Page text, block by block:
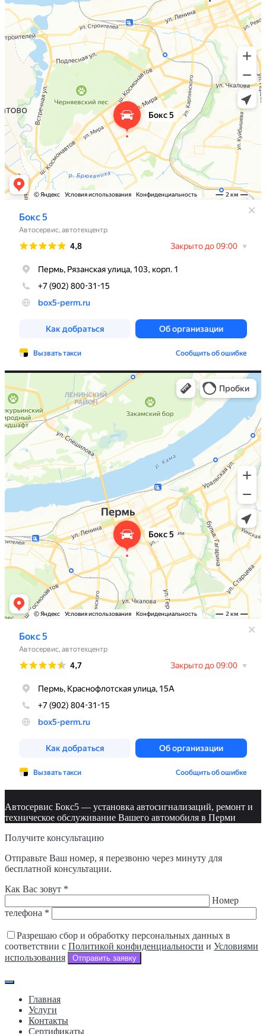
Автосервис Бокс5 — установка автосигнализаций, ремонт и
техническое обслуживание Вашего автомобиля в Перми
Получите консультацию
Отправьте Ваш номер, я перезвоню через минуту для
бесплатной консультации.
Как Вас зовут *
Номер
телефона *
Разрешаю сбор и обработку персональных данных в
соответствии с Политикой конфиденциальности и Условиями
использования
Отправить заявку
Главная
Услуги
Контакты
Сертификаты